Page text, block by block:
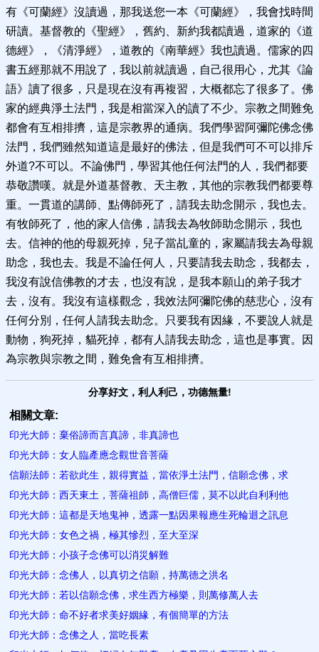
有《可蘭經》沒讀過，那我送您一本《可蘭經》，我會找時間
研讀。基督教的《聖經》，舊約、新約我都讀過，道家的《道
德經》，《清淨經》，道教的《南華經》我也讀過。儒家的四
書五經那就不用說了，我以前就讀過，自己很用心，尤其《論
語》讀了很多，只是現在沒有再複習，大概都忘了很多了。佛
家的經典淨土法門，我是相當深入的讀了不少。宗教之間難免
都會有互相排擠，這是宗教界的通病。我們學習阿彌陀佛念佛
法門，我們雖然知道這是最好的佛法，但是我們可不可以排斥
外道?不可以。不論佛門，學習其他任何法門的人，我們都要
恭敬讚嘆。就是外道基督教、天主教，其他的宗教我們都要尊
重。一貫道的講師、點傳師死了，請我去助念開示，我也去。
有牧師死了，他的家人信佛，請我去為牧師助念開示，我也
去。信神的他的母親死掉，兒子當乩童的，家屬請我去為母親
助念，我也去。我是不論任何人，只要請我去助念，我都去，
我沒有說信佛教的才去，也沒有說，是我本願山的弟子我才
去，沒有。我沒有這樣觀念，我效法阿彌陀佛的慈悲心，沒有
任何分別，任何人請我去助念。只要我有因緣，不要說人就是
動物，狗死掉，貓死掉，都有人請我去助念，這也是事實。因
為宗教與宗教之間，難免會有互相排擠。
分享好文，利人利己，功德無量!
相關文章:
印光大師：棄俗諦而言真諦，非真諦也
印光大師：女人臨產應念觀世音菩薩
信願法師：若欲此生，親得實益，當依淨土法門，信願念佛，求
印光大師：西天東土，菩薩祖師，高僧巨儒，莫不以此自利利他
印光大師：這都是天地鬼神，透露一點因果報應生死輪迴之訊息
印光大師：女色之禍，極其慘烈，至大至深
印光大師：小孩子念佛可以消災解難
印光大師：念佛人，以真切之信願，持萬德之洪名
印光大師：若以信願念佛，求生西方極樂，則萬修萬人去
印光大師：命不好者求美好姻緣，有個簡單的方法
印光大師：念佛之人，當吃長素